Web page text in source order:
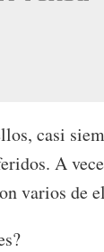
casi
A
varios de